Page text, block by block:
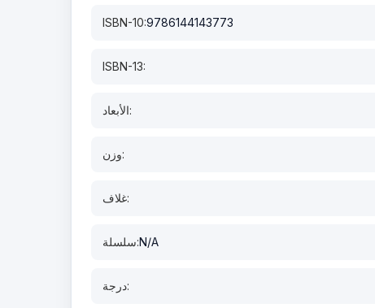
ISBN-10:9786144143773
ISBN-13:
الأبعاد:
وزن:
غلاف:
سلسلة:N/A
درجة: